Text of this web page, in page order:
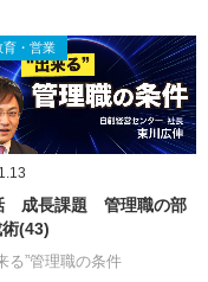
育・営業
成長課題 管理職の部
(43)
る”管理職の条件